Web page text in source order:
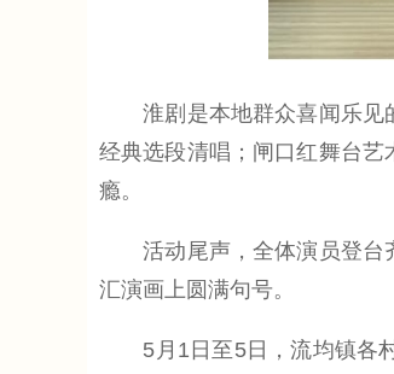
淮剧是本地群众喜闻乐见的
经典选段清唱；闸口红舞台
瘾。
活动尾声，全体演员登台齐
汇演画上圆满句号。
5月1日至5日，流均镇各村